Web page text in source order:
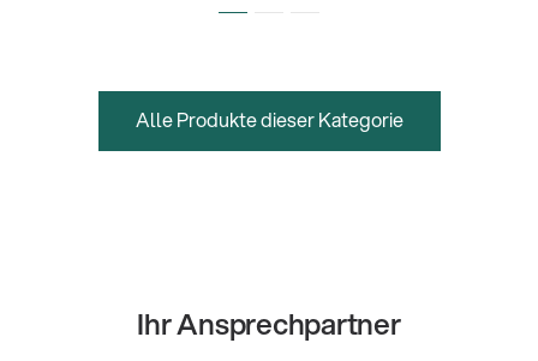
Alle Produkte dieser Kategorie
Ihr Ansprechpartner